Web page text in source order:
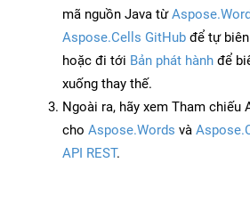
mã nguồn Java từ
Aspose.Cells GitHub để tự
hoặc đi tới Bản phát hành để
xuống thay thế.
Ngoài ra, hãy xem Tham chiếu
cho Aspose.Words và
API REST.